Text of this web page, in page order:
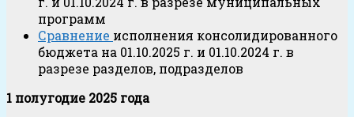
программ
Сравнение исполнения консолидированного
бюджета на 01.10.2025 г. и 01.10.2024 г. в
разрезе разделов, подразделов
1 полугодие 2025 года